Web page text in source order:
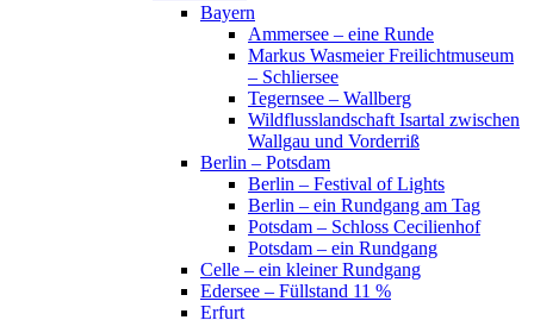
Bayern
Ammersee – eine Runde
Markus Wasmeier Freilichtmuseum
– Schliersee
Tegernsee – Wallberg
Wildflusslandschaft Isartal zwischen
Wallgau und Vorderriß
Berlin – Potsdam
Berlin – Festival of Lights
Berlin – ein Rundgang am Tag
Potsdam – Schloss Cecilienhof
Potsdam – ein Rundgang
Celle – ein kleiner Rundgang
Edersee – Füllstand 11 %
Erfurt